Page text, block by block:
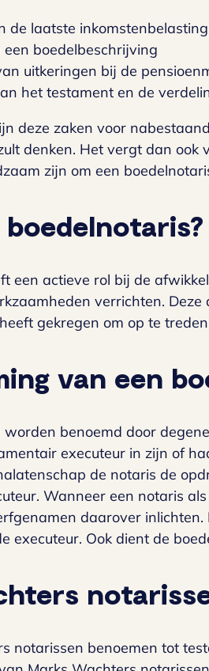
de laatste
boedelbeschrijving
uitkeringen bij de
het testament en de
deze zaken voor
denken. Het vergt dan
zijn om een
een actieve rol bij de
verrichten.
gekregen om op te
van een
benoemd door
executeur in zijn of
de notaris de
Wanneer een notaris
daarover
executeur. Ook dient de
notarissen benoemen tot